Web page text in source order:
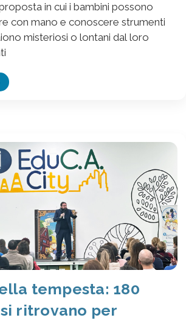
in cui i bambini possono
con mano e conoscere strumenti
misteriosi o lontani dal loro
tempesta: 180
ritrovano per